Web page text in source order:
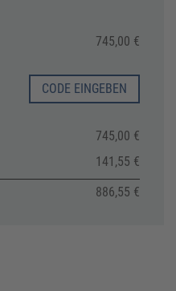
745,00 €
CODE EINGEBEN
745,00 €
141,55 €
886,55 €